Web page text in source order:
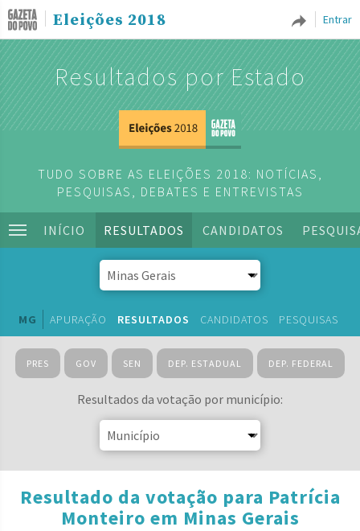
Entrar
Eleições 2018
Resultados por Estado
TUDO SOBRE AS ELEIÇÕES 2018: NOTÍCIAS,
PESQUISAS, DEBATES E ENTREVISTAS
INÍCIO RESULTADOS CANDIDATOS
MG APURAÇÃO RESULTADOS CANDIDATOS PESQUISAS
PRES GOV SEN DEP. ESTADUAL DEP. FEDERAL
Resultados da votação por município:
Resultado da votação para Patrícia
Monteiro em Minas Gerais